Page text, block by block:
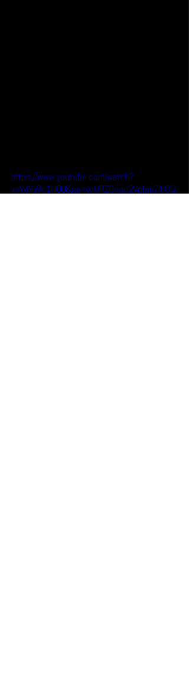
https://www.youtube.com/watch?
v=YxlYu9c1N0U&pp=ygURZGogc2VpbmZlbGQ